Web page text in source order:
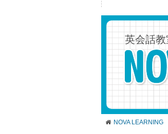
英会話
NOVA LEARNING